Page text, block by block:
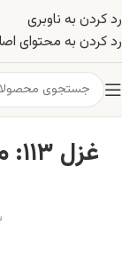
رد کردن به ناوبری
رد کردن به محتوای